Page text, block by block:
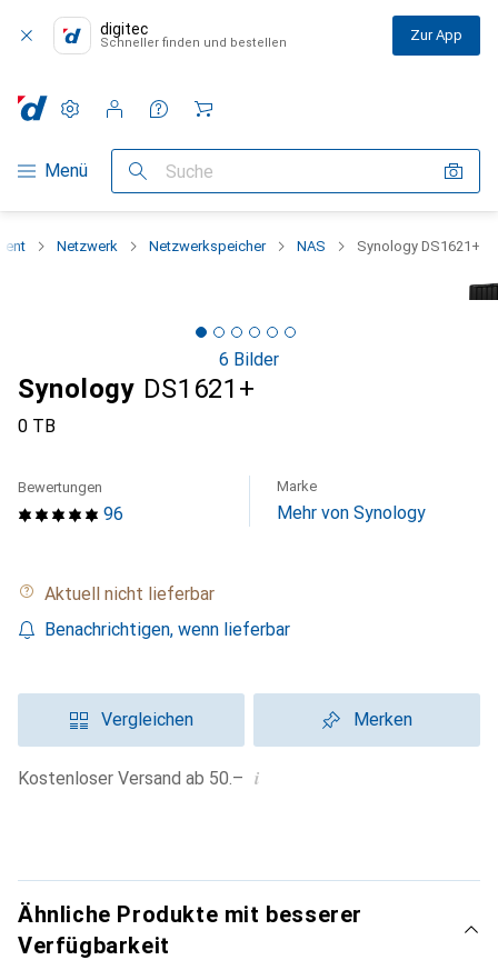
digitec
Schneller finden und bestellen Zur App
Navigation nach Kategorien
Menü Suche
Einstellungen
Kundenkonto
Vergleichslisten
Merklisten
Warenkorb
Netzwerk Netzwerkspeicher NAS Synology DS1621+
6 Bilder
Synology DS1621+
0 TB
96
Bewertungen Marke
Mehr von Synology
Aktuell nicht lieferbar
Benachrichtigen, wenn lieferbar
Vergleichen Merken
Kostenloser Versand ab 50.– i
Ähnliche Produkte mit besserer
Verfügbarkeit